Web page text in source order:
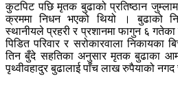
कुटपिट पछि मृतक बुढाको प्रतिष्ठान
क्रममा निधन भएको थियो । बुढाको
स्थानीयले प्रहरी र प्रशानमा फागुन ६
पिडित परिवार र सरोकारवाला निकायका
तिन बुँदे सहतिका अनुसार मृतक बुढाका
पृथ्वीवहादुर बुढालाई पाँच लाख रुपैयाको